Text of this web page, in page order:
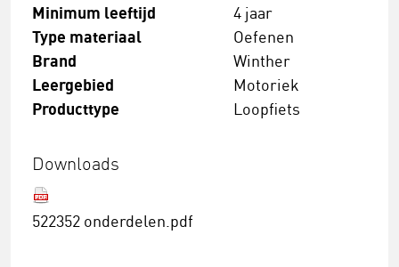
Minimum leeftijd 4 jaar
Type materiaal Oefenen
Brand Winther
Leergebied Motoriek
Producttype Loopfiets
Downloads
522352 onderdelen.pdf